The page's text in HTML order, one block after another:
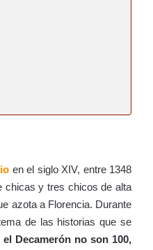
en el siglo XIV, entre 1348
chicas y tres chicos de alta
azota a Florencia. Durante
de las historias que se
Decamerón no son 100,